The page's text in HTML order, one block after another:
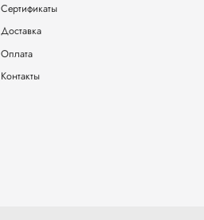
Сертификаты
Доставка
Оплата
Контакты